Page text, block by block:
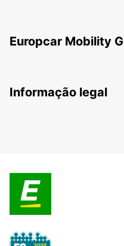
Europcar Mobility
Informação legal